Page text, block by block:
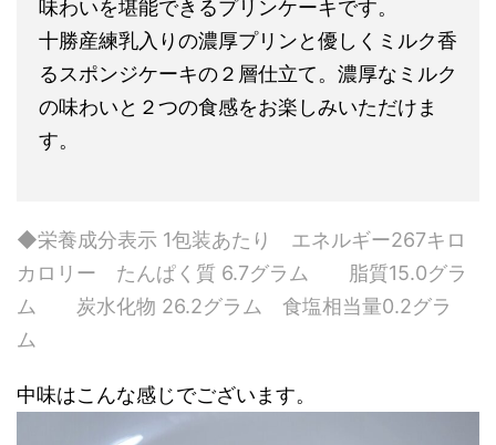
味わいを堪能できるプリンケーキです。
十勝産練乳入りの濃厚プリンと優しくミルク香
るスポンジケーキの２層仕立て。濃厚なミルク
の味わいと２つの食感をお楽しみいただけま
す。
◆栄養成分表示 1包装あたり エネルギー267キロ
カロリー たんぱく質 6.7グラム 脂質15.0グラ
ム 炭水化物 26.2グラム 食塩相当量0.2グラ
ム
中味はこんな感じでございます。